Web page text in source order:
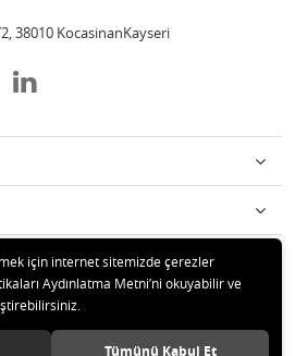
38010 KocasinanKayseri
Sandalye Mağazası Tüm hakları saklıdır.
için internet sitemizde çerezler
Aydınlatma Metni’ni okuyabilir ve
Tümünü Kabul Et